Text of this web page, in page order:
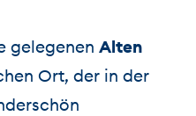
gelegenenAlten
Ort, der in der